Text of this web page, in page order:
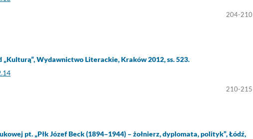
204-210
Wydawnictwo Literackie, Kraków 2012, ss. 523.
210-215
pt. „Płk Józef Beck (1894–1944) – żołnierz, dyplomata, polityk”, Łódź,